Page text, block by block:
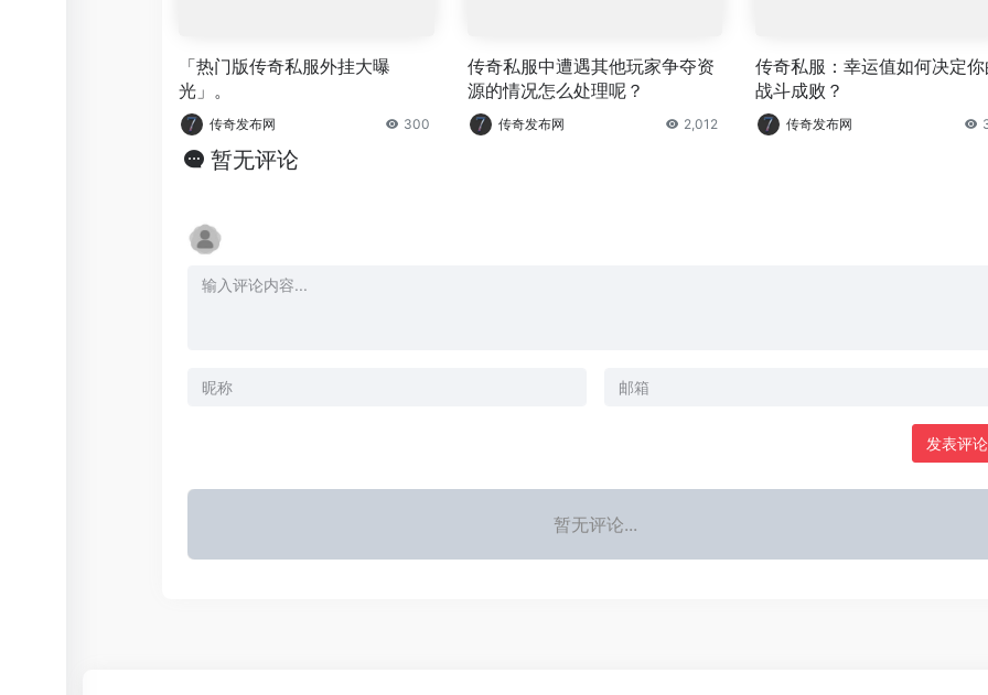
「热门版传奇私服外挂大曝
光」。
传奇发布网 300
传奇私服中遭遇其他玩家争夺资
源的情况怎么处理呢？
传奇发布网 2,012
传奇私服：幸运值如何决定
战斗成败？
传奇发布网
暂无评论
发表评论
暂无评论...